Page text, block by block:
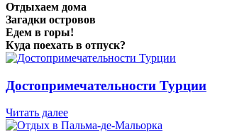
Отдыхаем дома
Загадки островов
Едем в горы!
Куда поехать в отпуск?
Достопримечательности Турции
Читать далее